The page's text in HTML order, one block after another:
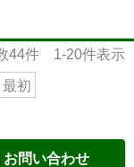
44件 1-20件表示
最初
お問い合わせ